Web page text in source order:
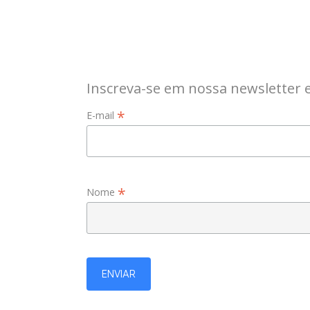
Inscreva-se em nossa newsletter
E-mail *
Nome *